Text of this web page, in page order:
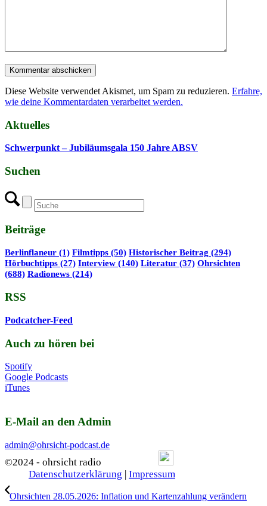
Diese Website verwendet Akismet, um Spam zu reduzieren. Erfahre,
wie deine Kommentardaten verarbeitet werden.
Aktuelles
Schwerpunkt – Jubiläumsgala 150 Jahre ABSV
Suchen
Beiträge
Berlinflaneur (1) Filmtipps (50) Historischer Beitrag (294)
Hörbuchtipps (27) Interview (140) Literatur (37) Ohrsichten
(688) Radionews (214)
RSS
Podcatcher-Feed
Auch zu hören bei
Spotify
Google Podcasts
iTunes
E-Mail an den Admin
admin@ohrsicht-podcast.de
©2024 - ohrsicht radio
Datenschutzerklärung | Impressum
Ohrsichten 28.05.2026: Inflation und Kartenzahlung verändern